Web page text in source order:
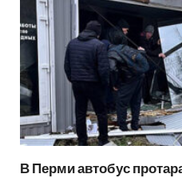
В Перми автобус